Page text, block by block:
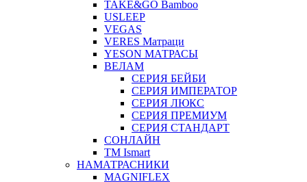
TAKE&GO Bamboo
USLEEP
VEGAS
VERES Матраци
YESON МАТРАСЫ
ВЕЛАМ
СЕРИЯ БЕЙБИ
СЕРИЯ ИМПЕРАТОР
СЕРИЯ ЛЮКС
СЕРИЯ ПРЕМИУМ
СЕРИЯ СТАНДАРТ
СОНЛАЙН
ТМ Ismart
НАМАТРАСНИКИ
MAGNIFLEX